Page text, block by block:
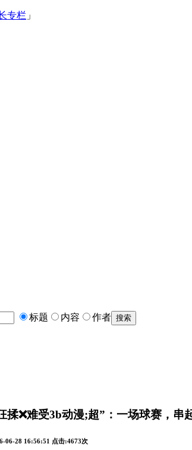
专栏 」
标题 内容 作者
揉❌难受3b动漫;超”：一场球赛，串
06-28 16:56:51 点击:4673次